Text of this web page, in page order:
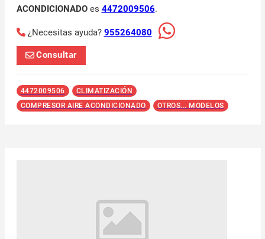
ACONDICIONADOes 4472009506.
¿Necesitas ayuda? 955264080
Consultar
4472009506
CLIMATIZACIÓN
COMPRESOR AIRE ACONDICIONADO
OTROS... MODELOS